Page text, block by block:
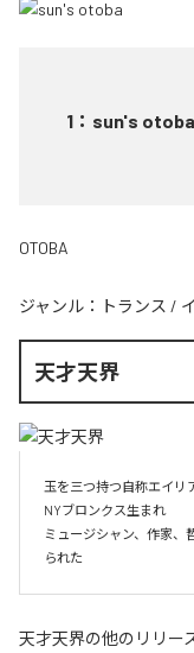
1 ： sun's otoba
OTOBA
ジャンル： トランス /
天才天界
玉を三つ持つ自称エイリ
NYブロンクス生まれ
ミュージシャン、作家、
られた
天才天界の他のリリー